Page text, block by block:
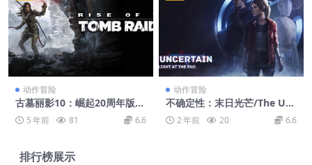
动作冒险
古墓丽影10：崛起20周年版/R
ise of the Tomb Raider: 20
Year Celebration
5 年前 81 6.6
动作冒险
不确定性：末日光芒/The Unc
ertain: Light At The End
2 年前 20 6.6
排行榜展示